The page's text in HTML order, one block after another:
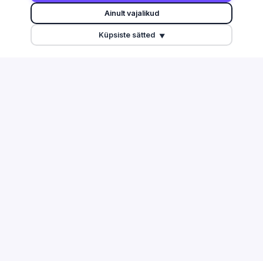
Edetabel
Tartu maakond
Pärnu maakond
Ainult vajalikud
Küpsiste sätted ▼